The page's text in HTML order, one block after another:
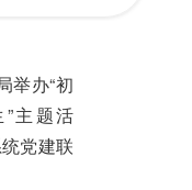
举办“初
主题活
党建联